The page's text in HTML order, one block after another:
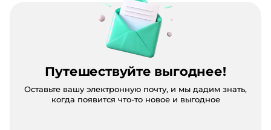
Путешествуйте выгоднее!
Оставьте вашу электронную почту, и мы дадим знать,
когда появится что-то новое и выгодное